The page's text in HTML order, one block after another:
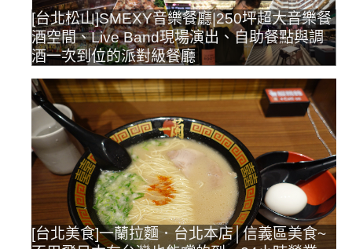
[台北松山]SMEXY音樂餐廳|250坪超大音樂餐
酒空間、Live Band現場演出、自助餐點與調
酒一次到位的派對級餐廳
[台北美食]一蘭拉麵．台北本店│信義區美食~